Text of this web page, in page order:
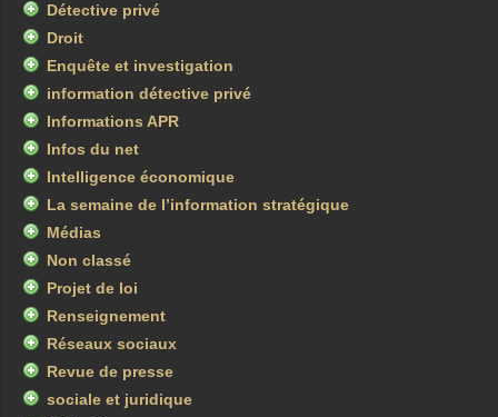
Détective privé
Droit
Enquête et investigation
information détective privé
Informations APR
Infos du net
Intelligence économique
La semaine de l’information stratégique
Médias
Non classé
Projet de loi
Renseignement
Réseaux sociaux
Revue de presse
sociale et juridique